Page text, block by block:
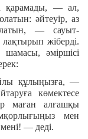
қарамады, — ал,
әйтеуір, аз
— сауыт-
жіберді.
әміршісі
құлыңызға, —
көмектесе
маған алғашқы
мен
— деді.